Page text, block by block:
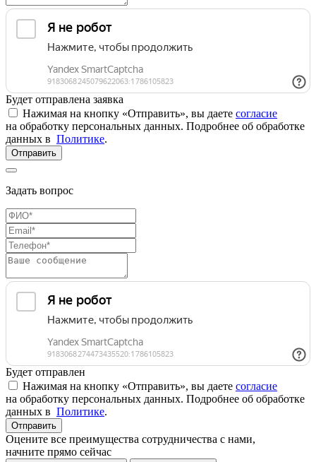
Будет отправлена заявка
Нажимая на кнопку «Отправить», вы даете согласие
на обработку персональных данных. Подробнее об обработке
данных в Политике.
Отправить
Задать вопрос
Будет отправлен
Нажимая на кнопку «Отправить», вы даете согласие
на обработку персональных данных. Подробнее об обработке
данных в Политике.
Отправить
Оцените все преимущества сотрудничества с нами,
начните прямо сейчас